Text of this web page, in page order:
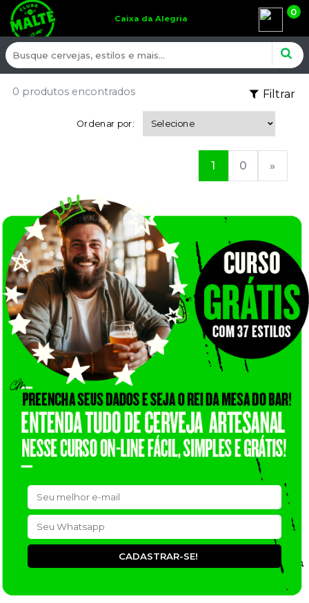
Caixa da Alegria
0
Filtrar
0 produtos encontrados
Ordenar por:
1 0 »
CADASTRAR-SE!